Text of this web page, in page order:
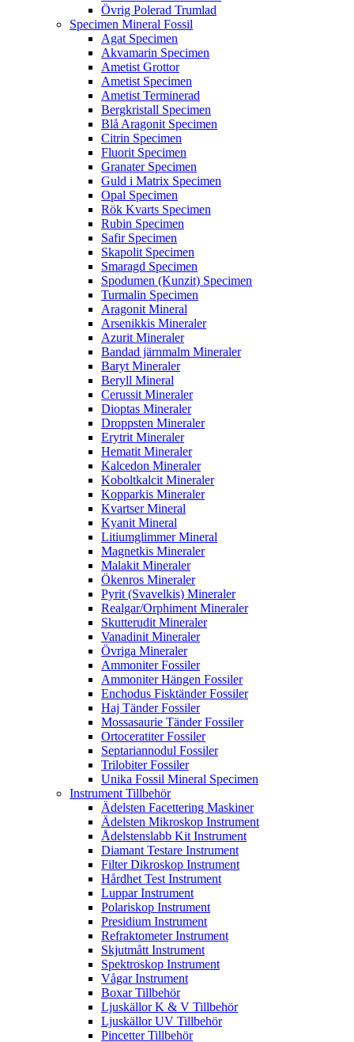
Övrig Polerad Trumlad
Specimen Mineral Fossil
Agat Specimen
Akvamarin Specimen
Ametist Grottor
Ametist Specimen
Ametist Terminerad
Bergkristall Specimen
Blå Aragonit Specimen
Citrin Specimen
Fluorit Specimen
Granater Specimen
Guld i Matrix Specimen
Opal Specimen
Rök Kvarts Specimen
Rubin Specimen
Safir Specimen
Skapolit Specimen
Smaragd Specimen
Spodumen (Kunzit) Specimen
Turmalin Specimen
Aragonit Mineral
Arsenikkis Mineraler
Azurit Mineraler
Bandad järnmalm Mineraler
Baryt Mineraler
Beryll Mineral
Cerussit Mineraler
Dioptas Mineraler
Droppsten Mineraler
Erytrit Mineraler
Hematit Mineraler
Kalcedon Mineraler
Koboltkalcit Mineraler
Kopparkis Mineraler
Kvartser Mineral
Kyanit Mineral
Litiumglimmer Mineral
Magnetkis Mineraler
Malakit Mineraler
Ökenros Mineraler
Pyrit (Svavelkis) Mineraler
Realgar/Orphiment Mineraler
Skutterudit Mineraler
Vanadinit Mineraler
Övriga Mineraler
Ammoniter Fossiler
Ammoniter Hängen Fossiler
Enchodus Fisktänder Fossiler
Haj Tänder Fossiler
Mossasaurie Tänder Fossiler
Ortoceratiter Fossiler
Septariannodul Fossiler
Trilobiter Fossiler
Unika Fossil Mineral Specimen
Instrument Tillbehör
Ädelsten Facettering Maskiner
Ädelsten Mikroskop Instrument
Ådelstenslabb Kit Instrument
Diamant Testare Instrument
Filter Dikroskop Instrument
Hårdhet Test Instrument
Luppar Instrument
Polariskop Instrument
Presidium Instrument
Refraktometer Instrument
Skjutmått Instrument
Spektroskop Instrument
Vågar Instrument
Boxar Tillbehör
Ljuskällor K & V Tillbehör
Ljuskällor UV Tillbehör
Pincetter Tillbehör